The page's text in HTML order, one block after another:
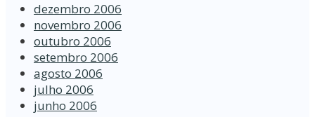
dezembro 2006
novembro 2006
outubro 2006
setembro 2006
agosto 2006
julho 2006
junho 2006